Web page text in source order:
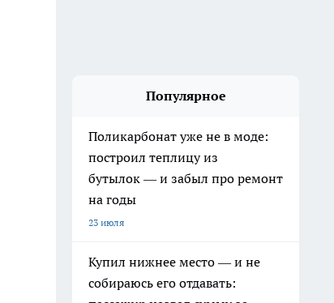
Популярное
Поликарбонат уже не в моде:
построил теплицу из
бутылок — и забыл про ремонт
на годы
23 июля
Купил нижнее место — и не
собираюсь его отдавать: